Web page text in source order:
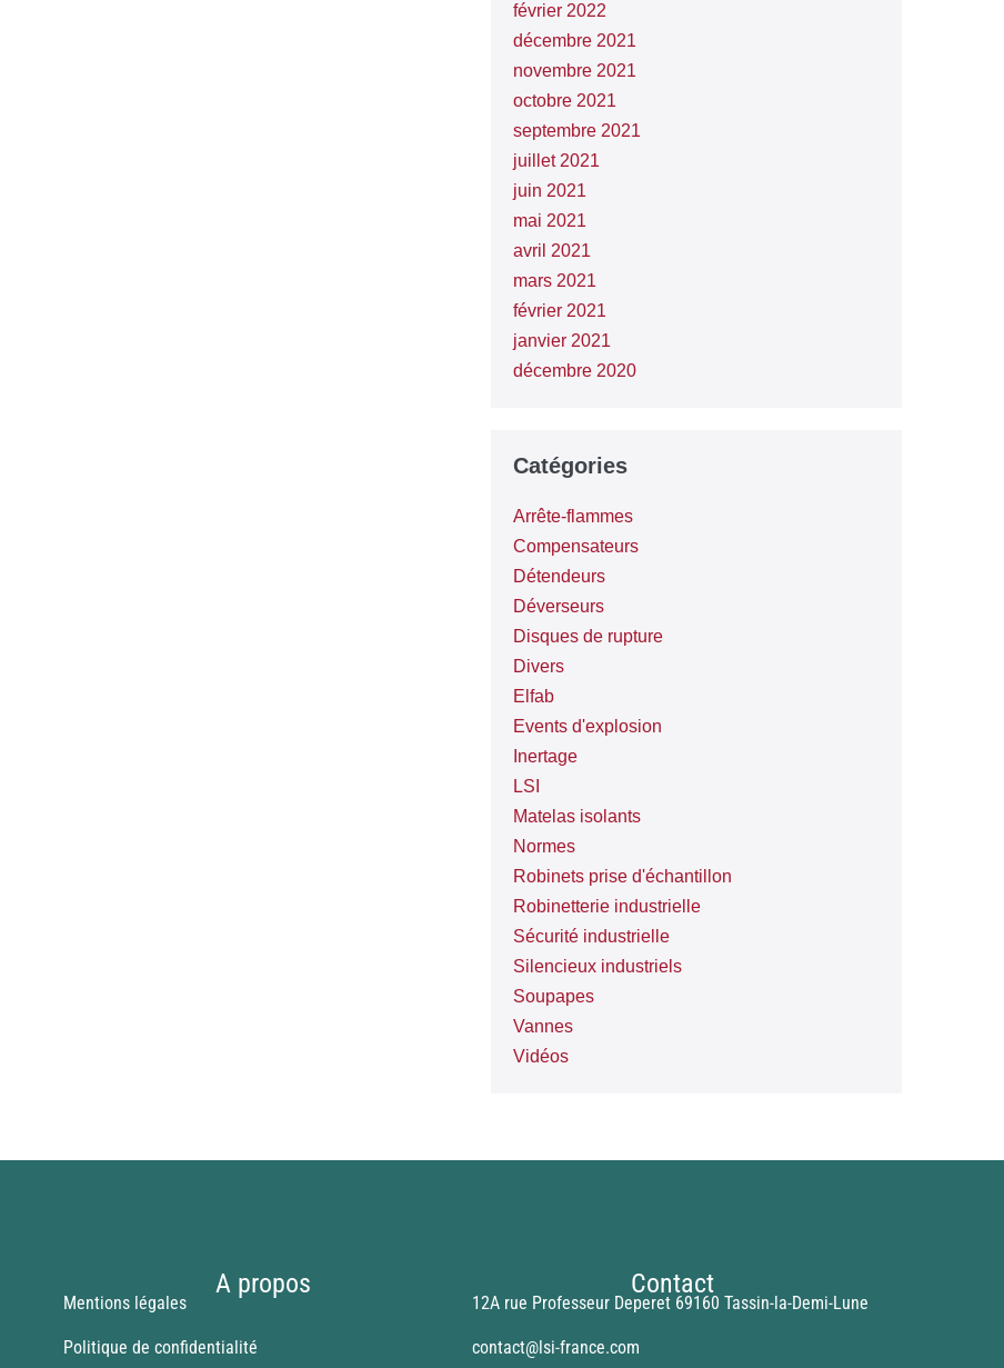
février 2022
décembre 2021
novembre 2021
octobre 2021
septembre 2021
juillet 2021
juin 2021
mai 2021
avril 2021
mars 2021
février 2021
janvier 2021
décembre 2020
Catégories
Arrête-flammes
Compensateurs
Détendeurs
Déverseurs
Disques de rupture
Divers
Elfab
Events d'explosion
Inertage
LSI
Matelas isolants
Normes
Robinets prise d'échantillon
Robinetterie industrielle
Sécurité industrielle
Silencieux industriels
Soupapes
Vannes
Vidéos
A propos
Mentions légales
Politique de confidentialité
Contact
12A rue Professeur Deperet 69160 Tassin-la-Demi-Lune
contact@lsi-france.com